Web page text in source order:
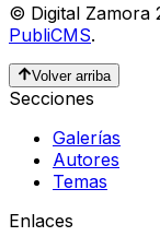
© Digital Zamora
PubliCMS.
Volver arriba
Secciones
Galerías
Autores
Temas
Enlaces